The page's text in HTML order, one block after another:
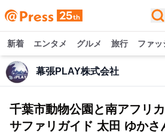
新着 エンタメ グルメ 旅行 ファッ
幕張PLAY株式会社
千葉市動物公園と南アフリ
サファリガイド 太田 ゆかさ